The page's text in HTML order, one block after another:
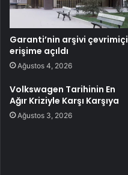
Garanti’nin arşivi çevrimiçi
erişime açıldı
Ağustos 4, 2026
Volkswagen Tarihinin En
Ağır Kriziyle Karşı Karşıya
Ağustos 3, 2026